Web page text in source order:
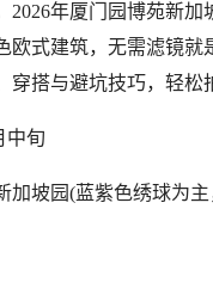
年厦门园博苑新加
欧式建筑，无需滤镜
搭与避坑技巧，轻松
旬
坡园(蓝紫色绣球为主